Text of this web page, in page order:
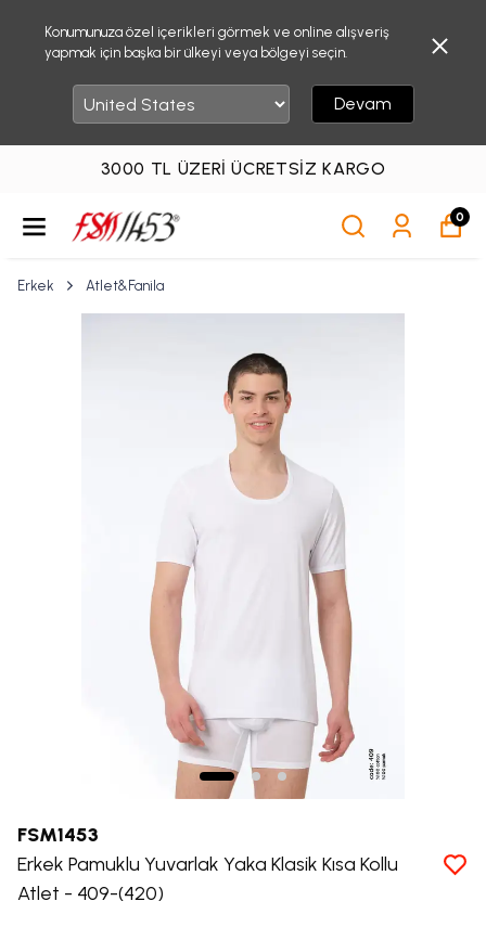
Konumunuza özel içerikleri görmek ve online alışveriş
yapmak için başka bir ülkeyi veya bölgeyi seçin.
Devam
3000 TL ÜZERI ÜCRETSIZ KARGO
0
Erkek Atlet&Fanila
FSM1453
Erkek Pamuklu Yuvarlak Yaka Klasik Kısa Kollu
Atlet - 409-(420)